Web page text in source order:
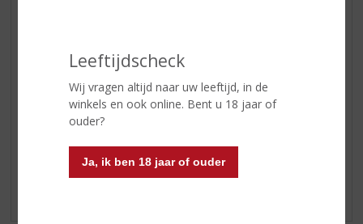
Leeftijdscheck
Wij vragen altijd naar uw leeftijd, in de
winkels en ook online. Bent u 18 jaar of
ouder?
Ja, ik ben 18 jaar of ouder
KANT EN KLAAR
GLASWERK
GESCHENKVERPAKKING
(RELATIE)GESCHENKEN
ALCOHOLVRIJE DRANKEN